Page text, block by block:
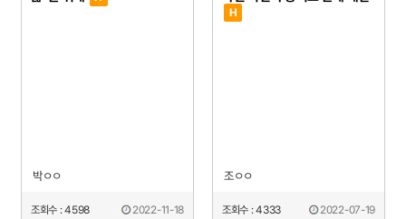
박ㅇㅇ
조회수 : 4598 2022-11-18
H
조ㅇㅇ
조회수 : 4333 2022-07-19